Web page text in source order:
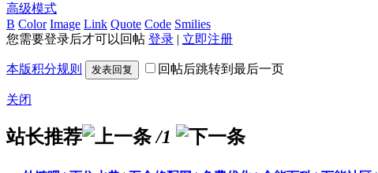
高级模式
B Color Image Link Quote Code Smilies
您需要登录后才可以回帖 登录 | 立即注册
本版积分规则 发表回复 回帖后跳转到最后一页
关闭
站长推荐 /1